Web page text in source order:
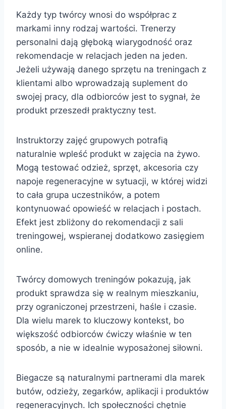
Każdy typ twórcy wnosi do współprac z
markami inny rodzaj wartości. Trenerzy
personalni dają głęboką wiarygodność oraz
rekomendacje w relacjach jeden na jeden.
Jeżeli używają danego sprzętu na treningach z
klientami albo wprowadzają suplement do
swojej pracy, dla odbiorców jest to sygnał, że
produkt przeszedł praktyczny test.
Instruktorzy zajęć grupowych potrafią
naturalnie wpleść produkt w zajęcia na żywo.
Mogą testować odzież, sprzęt, akcesoria czy
napoje regeneracyjne w sytuacji, w której widzi
to cała grupa uczestników, a potem
kontynuować opowieść w relacjach i postach.
Efekt jest zbliżony do rekomendacji z sali
treningowej, wspieranej dodatkowo zasięgiem
online.
Twórcy domowych treningów pokazują, jak
produkt sprawdza się w realnym mieszkaniu,
przy ograniczonej przestrzeni, haśle i czasie.
Dla wielu marek to kluczowy kontekst, bo
większość odbiorców ćwiczy właśnie w ten
sposób, a nie w idealnie wyposażonej siłowni.
Biegacze są naturalnymi partnerami dla marek
butów, odzieży, zegarków, aplikacji i produktów
regeneracyjnych. Ich społeczności chętnie